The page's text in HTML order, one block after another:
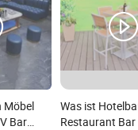
Möbel
Bar
Was ist
Restaurant